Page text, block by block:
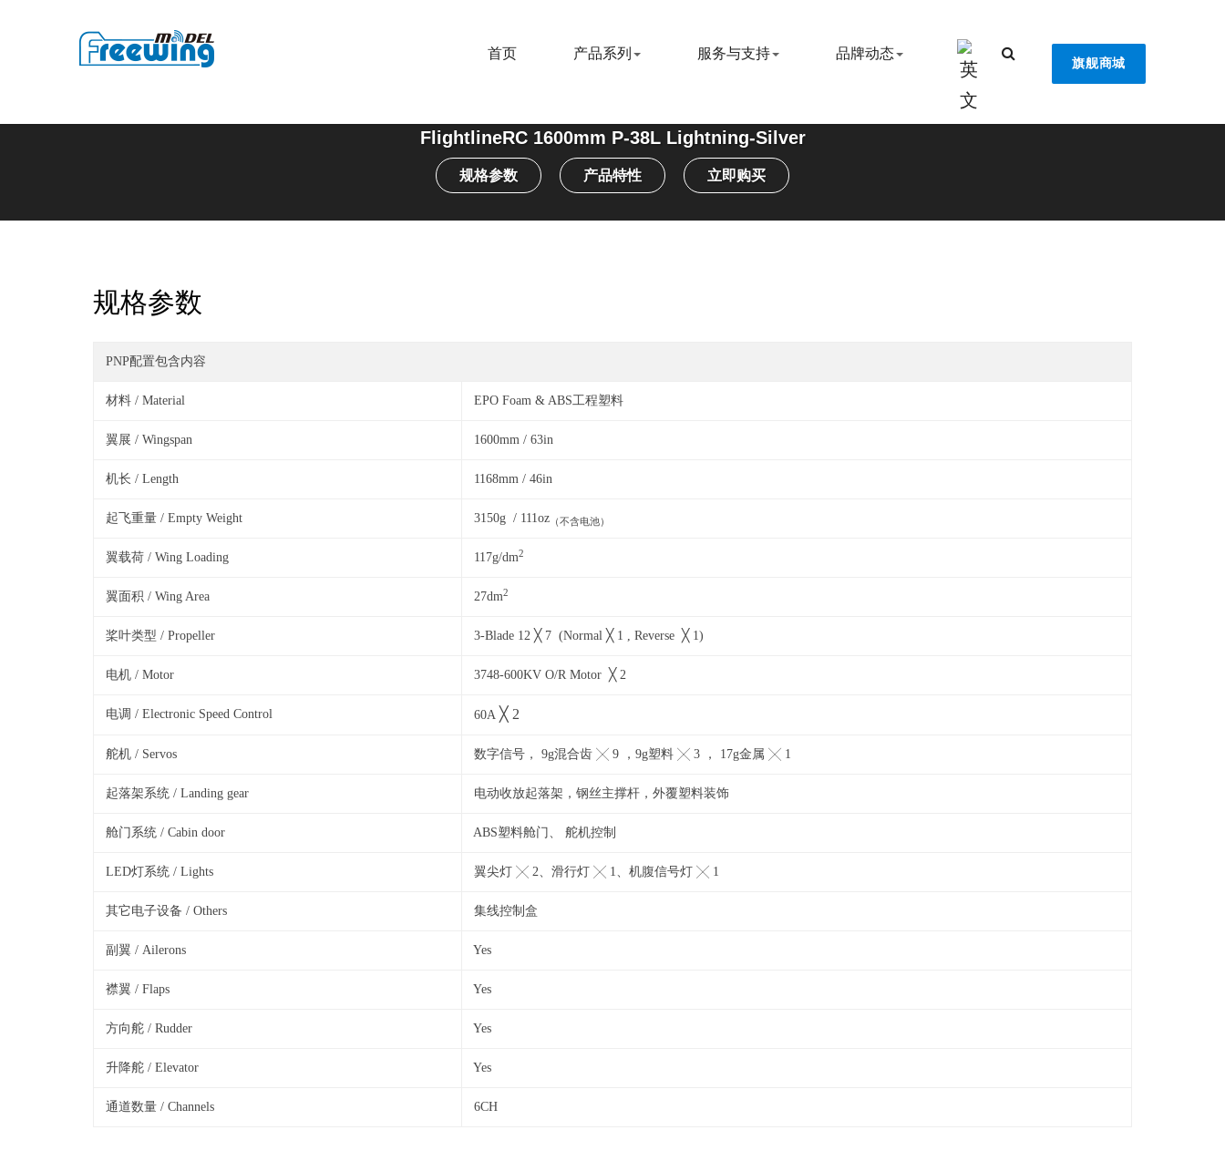
旗舰商城
首页 产品系列 服务与支持 品牌动态
FlightlineRC 1600mm P-38L Lightning-Silver
规格参数 产品特性 立即购买
规格参数
PNP配置包含内容
材料 / Material EPO Foam & ABS工程塑料
翼展 / Wingspan 1600mm / 63in
机长 / Length 1168mm / 46in
起飞重量 / Empty Weight 3150g / 111oz （不含电池）
翼载荷 / Wing Loading 117g/dm2
翼面积 / Wing Area 27dm2
桨叶类型 / Propeller 3-Blade 12 ╳ 7 (Normal ╳ 1 , Reverse ╳ 1)
电机 / Motor 3748-600KV O/R Motor ╳ 2
电调 / Electronic Speed Control 60A ╳ 2
舵机 / Servos 数字信号， 9g混合齿 ╳ 9 ，9g塑料 ╳ 3 ， 17g金属 ╳ 1
起落架系统 / Landing gear 电动收放起落架，钢丝主撑杆，外覆塑料装饰
舱门系统 / Cabin door ABS塑料舱门、 舵机控制
LED灯系统 / Lights 翼尖灯 ╳ 2、滑行灯 ╳ 1、机腹信号灯 ╳ 1
其它电子设备 / Others 集线控制盒
副翼 / Ailerons Yes
襟翼 / Flaps Yes
方向舵 / Rudder Yes
升降舵 / Elevator Yes
通道数量 / Channels 6CH